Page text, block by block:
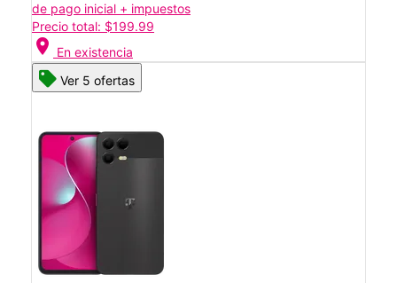
de pago inicial + impuestos
Precio total: $199.99
location_on En existencia
Ver 5 ofertas